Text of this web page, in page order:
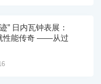
” 日内瓦钟表展：
性能传奇 ——从过